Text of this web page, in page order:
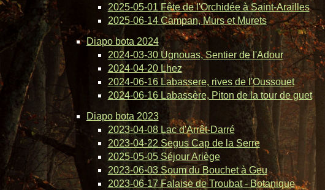
2025-05-01 Fête de l'Orchidée à Saint-Arailles
2025-06-14 Campan, Murs et Murets
Diapo bota 2024
2024-03-30 Ugnouas, Sentier de l'Adour
2024-04-20 Lhez
2024-06-16 Labassere, rives de l'Oussouet
2024-06-16 Labassère, Piton de la tour de guet
Diapo bota 2023
2023-04-08 Lac d'Arrêt-Darré
2023-04-22 Segus Cap de la Serre
2025-05-05 Séjour Ariège
2023-06-03 Soum du Bouchet à Geu
2023-06-17 Falaise de Troubat - Botanique